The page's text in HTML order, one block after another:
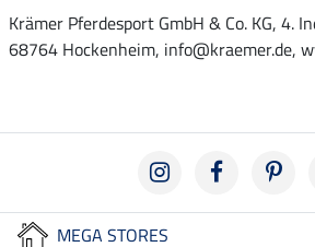
Krämer Pferdesport GmbH & Co. KG, 4.
68764 Hockenheim, info@kraemer.de,
MEGA STORES